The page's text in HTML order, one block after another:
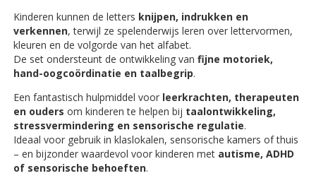
Kinderen kunnen de letters knijpen, indrukken en
verkennen, terwijl ze spelenderwijs leren over lettervormen,
kleuren en de volgorde van het alfabet.
De set ondersteunt de ontwikkeling vanfijne motoriek,
hand-oogcoördinatie en taalbegrip.
Een fantastisch hulpmiddel voor leerkrachten, therapeuten
en ouders om kinderen te helpen bij taalontwikkeling,
stressvermindering en sensorische regulatie.
Ideaal voor gebruik in klaslokalen, sensorische kamers of thuis
– en bijzonder waardevol voor kinderen met autisme, ADHD
of sensorische behoeften.